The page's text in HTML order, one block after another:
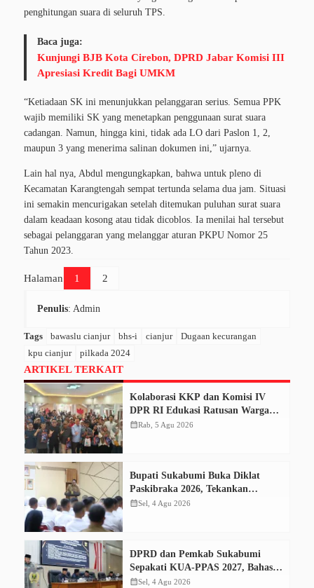
penghitungan suara di seluruh TPS.
Baca juga:
Kunjungi BJB Kota Cirebon, DPRD Jabar Komisi III
Apresiasi Kredit Bagi UMKM
“Ketiadaan SK ini menunjukkan pelanggaran serius. Semua PPK
wajib memiliki SK yang menetapkan penggunaan surat suara
cadangan. Namun, hingga kini, tidak ada LO dari Paslon 1, 2,
maupun 3 yang menerima salinan dokumen ini,” ujarnya.
Lain hal nya, Abdul mengungkapkan, bahwa untuk pleno di
Kecamatan Karangtengah sempat tertunda selama dua jam. Situasi
ini semakin mencurigakan setelah ditemukan puluhan surat suara
dalam keadaan kosong atau tidak dicoblos. Ia menilai hal tersebut
sebagai pelanggaran yang melanggar aturan PKPU Nomor 25
Tahun 2023.
Halaman 1 2
Penulis: Admin
Tags bawaslu cianjur bhs-i cianjur
Dugaan kecurangan
kpu cianjur
pilkada 2024
ARTIKEL TERKAIT
Kolaborasi KKP dan Komisi IV
DPR RI Edukasi Ratusan Warga
Cianjur Dorong Konsumsi Ikan
calendar_monthRab, 5 Agu 2026
Bupati Sukabumi Buka Diklat
Paskibraka 2026, Tekankan
Disiplin dan Tanggung Jawab
calendar_monthSel, 4 Agu 2026
DPRD dan Pemkab Sukabumi
Sepakati KUA-PPAS 2027, Bahas
Perubahan APBD 2026
calendar_monthSel, 4 Agu 2026